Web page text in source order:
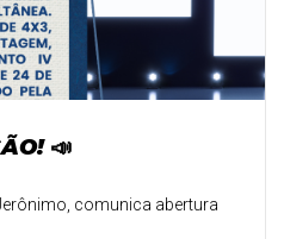
📣
comunica abertura